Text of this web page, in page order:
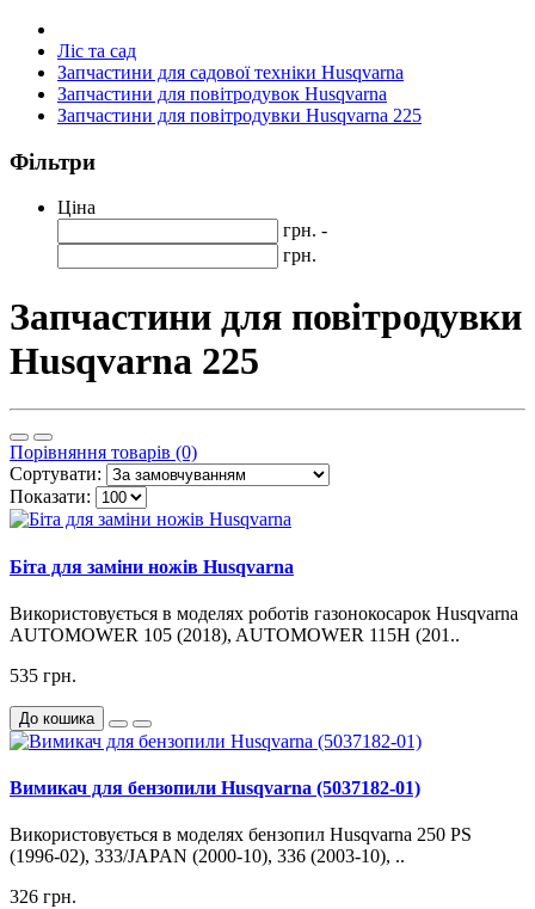
Ліс та сад
Запчастини для садової техніки Husqvarna
Запчастини для повітродувок Husqvarna
Запчастини для повітродувки Husqvarna 225
Фільтри
Ціна
грн. -
грн.
Запчастини для повітродувки
Husqvarna 225
Порівняння товарів (0)
Сортувати:
Показати:
Біта для заміни ножів Husqvarna
Використовується в моделях роботів газонокосарок Husqvarna
AUTOMOWER 105 (2018), AUTOMOWER 115H (201..
535 грн.
До кошика
Вимикач для бензопили Husqvarna (5037182-01)
Використовується в моделях бензопил Husqvarna 250 PS
(1996-02), 333/JAPAN (2000-10), 336 (2003-10), ..
326 грн.